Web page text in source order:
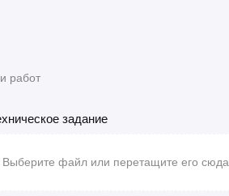
задание
Выберите файл или перетащите его сюда